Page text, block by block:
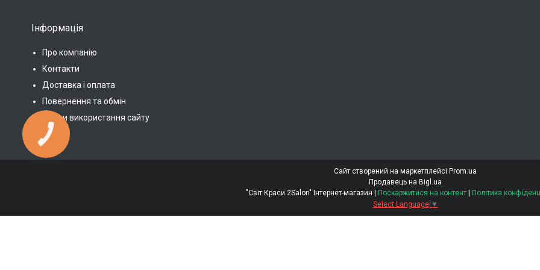
Інформація
Про компанію
Контакти
Доставка і оплата
Повернення та обмін
Умови використання сайту
Сайт створений на маркетплейсі Prom.ua
Продавець на Bigl.ua
Поскаржитися на контент
Політика
Select Language ▼
КНОПКА
ЗВ'ЯЗКУ